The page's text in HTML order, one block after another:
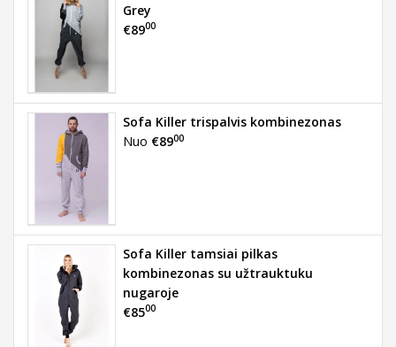
Grey
€8900
Sofa Killer trispalvis kombinezonas
Nuo €8900
Sofa Killer tamsiai pilkas
kombinezonas su užtrauktuku
nugaroje
€8500